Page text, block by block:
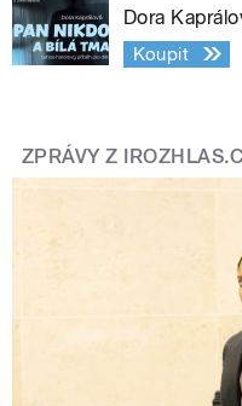
Dora
Koupit
ZPRÁVY Z